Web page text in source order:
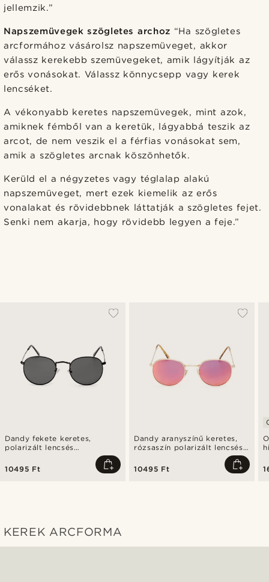
jellemzik.”
Napszemüvegek szögletes archoz “Ha szögletes
arcformához vásárolsz napszemüveget, akkor
válassz kerekebb szemüvegeket, amik lágyítják az
erős vonásokat. Válassz könnycsepp vagy kerek
lencséket.
A vékonyabb keretes napszemüvegek, mint azok,
amiknek fémből van a keretük, lágyabbá teszik az
arcot, de nem veszik el a férfias vonásokat sem,
amik a szögletes arcnak köszönhetők.
Kerüld el a négyzetes vagy téglalap alakú
napszemüveget, mert ezek kiemelik az erős
vonalakat és rövidebbnek láttatják a szögletes fejet.
Senki nem akarja, hogy rövidebb legyen a feje.”
Dandy fekete keretes,
polarizált lencsés
10495 Ft
Dandy aranyszínű keretes,
rózsaszín polarizált lencsés
10495 Ft
KEREK ARCFORMA